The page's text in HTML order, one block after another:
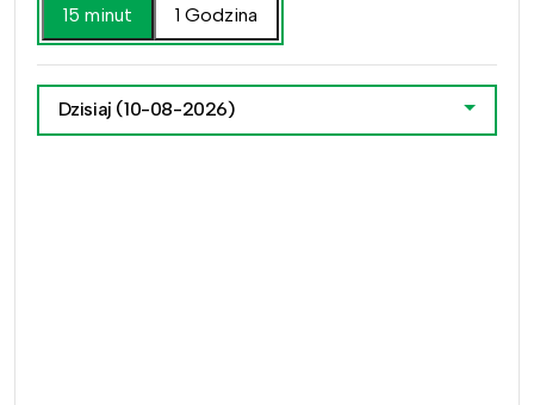
15 minut
1 Godzina
Dzisiaj (10-08-2026)